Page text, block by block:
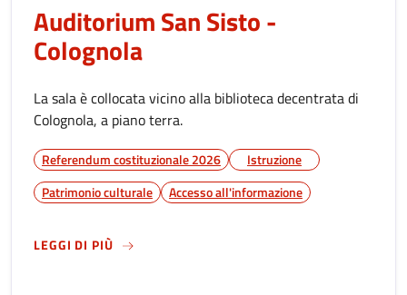
Auditorium San Sisto -
Colognola
La sala è collocata vicino alla biblioteca decentrata di
Colognola, a piano terra.
Referendum costituzionale 2026
Istruzione
Patrimonio culturale
Accesso all'informazione
LEGGI DI PIÙSUAUDITORIUM SAN SISTO - COLOGNOLA